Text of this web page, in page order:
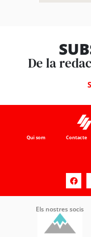
De la
Qui som Contacte
Els nostres socis